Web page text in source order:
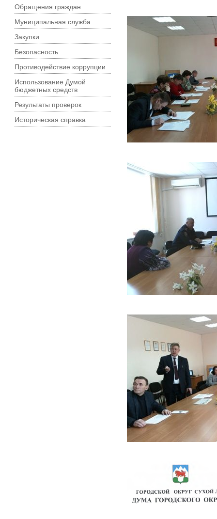
Обращения граждан
Муниципальная служба
Закупки
Безопасность
Противодействие коррупции
Использование Думой
бюджетных средств
Результаты проверок
Историческая справка